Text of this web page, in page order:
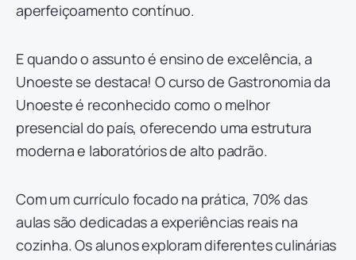
aperfeiçoamento contínuo.
E quando o assunto é ensino de excelência, a
Unoeste se destaca! O curso de Gastronomia da
Unoeste é reconhecido como o melhor
presencial do país, oferecendo uma estrutura
moderna e laboratórios de alto padrão.
Com um currículo focado na prática, 70% das
aulas são dedicadas a experiências reais na
cozinha. Os alunos exploram diferentes culinárias